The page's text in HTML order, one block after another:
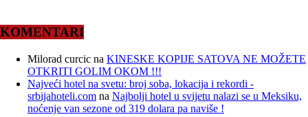
KOMENTARI
Milorad curcic na KINESKE KOPIJE SATOVA NE MOŽETE
OTKRITI GOLIM OKOM !!!
Najveći hotel na svetu: broj soba, lokacija i rekordi -
srbijahoteli.com na Najbolji hotel u svijetu nalazi se u Meksiku,
noćenje van sezone od 319 dolara pa naviše !